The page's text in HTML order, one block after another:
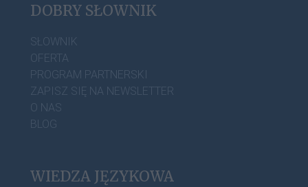
DOBRY SŁOWNIK
SŁOWNIK
OFERTA
PROGRAM PARTNERSKI
ZAPISZ SIĘ NA NEWSLETTER
O NAS
BLOG
WIEDZA JĘZYKOWA